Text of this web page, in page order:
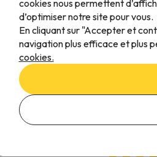
se soit égaré. Dès qu'il aura
cookies nous permettent
d’optimiser notre site pour vous.
En cliquant sur "Accepter et
navigation plus efficace et plus
cookies.